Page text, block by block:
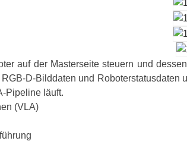
auf der Masterseite steuern und
D-Bilddaten und
Pipeline läuft.
(VLA)